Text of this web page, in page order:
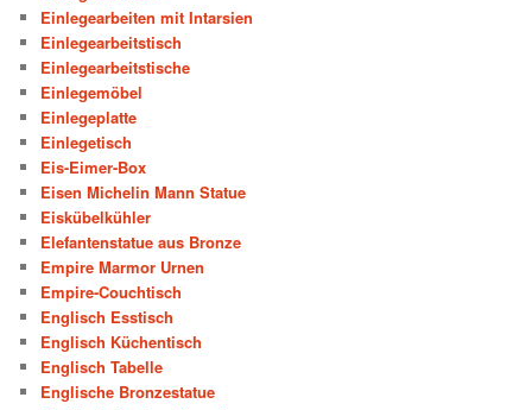
Einlegearbeiten mit Intarsien
Einlegearbeitstisch
Einlegearbeitstische
Einlegemöbel
Einlegeplatte
Einlegetisch
Eis-Eimer-Box
Eisen Michelin Mann Statue
Eiskübelkühler
Elefantenstatue aus Bronze
Empire Marmor Urnen
Empire-Couchtisch
Englisch Esstisch
Englisch Küchentisch
Englisch Tabelle
Englische Bronzestatue